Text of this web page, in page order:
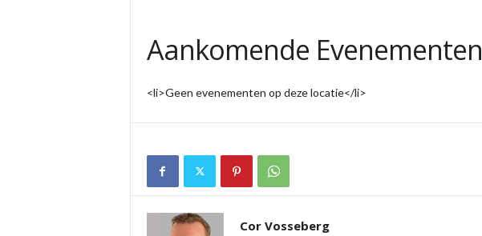
Aankomende Evenementen
<li>Geen evenementen op deze locatie</li>
Cor Vosseberg